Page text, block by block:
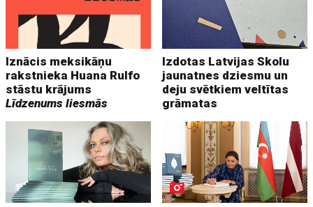
Iznācis meksikāņu
rakstnieka Huana Rulfo
stāstu krājums
Līdzenums liesmās
Izdotas Latvijas Skolu
jaunatnes dziesmu un
deju svētkiem veltītas
grāmatas